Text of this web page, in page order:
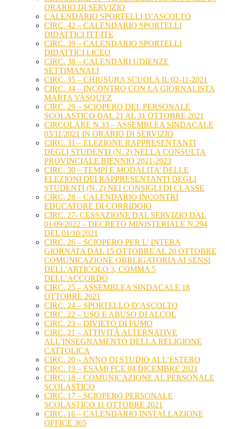
ORARIO DI SERVIZIO
CALENDARIO SPORTELLI D’ASCOLTO
CIRC. 42 – CALENDARIO SPORTELLI
DIDATTICI ITT-ITE
CIRC. 39 – CALENDARIO SPORTELLI
DIDATTICI LICEO
CIRC. 38 – CALENDARI UDIENZE
SETTIMANALI
CIRC. 35 – CHIUSURA SCUOLA IL 02-11-2021
CIRC. 34 – INCONTRO CON LA GIORNALISTA
MARTA VASQUEZ
CIRC. 29 – SCIOPERO DEL PERSONALE
SCOLASTICO DAL 21 AL 31 OTTOBRE 2021
CIRCOLARE N.33 – ASSEMBLEA SINDACALE
03/11/2021 IN ORARIO DI SERVIZIO
CIRC. 31 – ELEZIONE RAPPRESENTANTI
DEGLI STUDENTI (N. 2) NELLA CONSULTA
PROVINCIALE BIENNIO 2021-2023
CIRC. 30 – TEMPI E MODALITA’ DELLE
ELEZIONI DEI RAPPRESENTANTI DEGLI
STUDENTI (N. 2) NEI CONSIGLI DI CLASSE
CIRC. 28 – CALENDARIO INCONTRI
EDUCATORE DI CORRIDOIO
CIRC. 27- CESSAZIONE DAL SERVIZIO DAL
01/09/2022 – DECRETO MINISTERIALE N.294
DEL 01/10/2021
CIRC. 26 – SCIOPERO PER L’ INTERA
GIORNATA DAL 15 OTTOBRE AL 20 OTTOBRE
COMUNICAZIONE OBBLIGATORIA AI SENSI
DELL’ARTICOLO 3, COMMA 5
DELL’ACCORDO
CIRC. 25 – ASSEMBLEA SINDACALE 18
OTTOBRE 2021
CIRC. 24 – SPORTELLO D’ASCOLTO
CIRC. 22 – USO E ABUSO DI ALCOL
CIRC. 23 – DIVIETO DI FUMO
CIRC. 21 – ATTIVITÀ ALTERNATIVE
ALL’INSEGNAMENTO DELLA RELIGIONE
CATTOLICA
CIRC. 20 – ANNO DI STUDIO ALL’ESTERO
CIRC. 19 – ESAMI FCE 04 DICEMBRE 2021
CIRC. 18 – COMUNICAZIONE AL PERSONALE
SCOLASTICO
CIRC. 17 – SCIOPERO PERSONALE
SCOLASTICO 11 OTTOBRE 2021
CIRC. 16 – CALENDARIO INSTALLAZIONE
OFFICE 365